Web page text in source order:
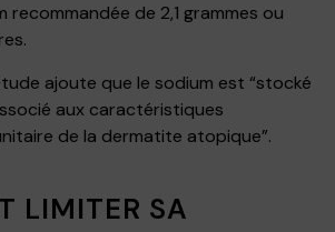
recommandée de 2,1 grammes ou
ajoute que le sodium est “stocké
aux caractéristiques
de la dermatite atopique”.
LIMITER SA